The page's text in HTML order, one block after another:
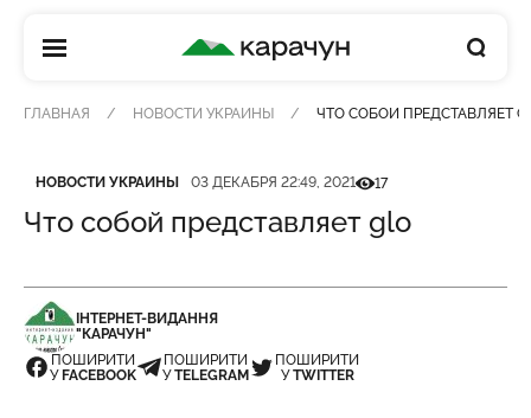
КАРАЧУН
ГЛАВНАЯ НОВОСТИ УКРАИНЫ ЧТО СОБОЙ ПРЕДСТАВЛЯЕТ
Категория
НОВОСТИ УКРАИНЫ
Дата публикации 03 ДЕКАБРЯ 22:49, 2021Кількість переглядів
17
Что собой представляет glo
ІНТЕРНЕТ-ВИДАННЯ
"КАРАЧУН"
ПОШИРИТИ
У FACEBOOK
ПОШИРИТИ
УTELEGRAM
ПОШИРИТИ
УTWITTER